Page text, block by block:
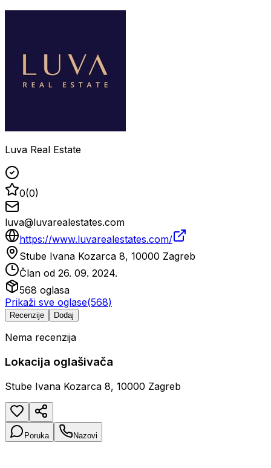
Luva Real Estate
0(0)
luva@luvarealestates.com
https://www.luvarealestates.com/
Stube Ivana Kozarca 8, 10000 Zagreb
Član od 26. 09. 2024.
568 oglasa
Prikaži sve oglase(568)
Recenzije Dodaj
Nema recenzija
Lokacija oglašivača
Stube Ivana Kozarca 8, 10000 Zagreb
Poruka Nazovi